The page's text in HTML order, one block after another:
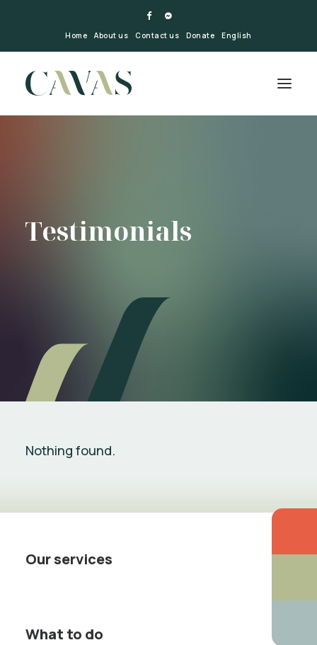
Home About us Contact us Donate English
Testimonials
Nothing found.
Our services
What to do